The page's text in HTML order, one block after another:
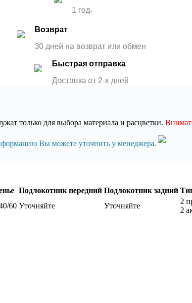
1 год*
Возврат
30 дней на возврат или обмен
Быстрая отправка
Доставка от 2-x дней
только для выбора материала и расцветки.
Вы можете уточнить у менеджера.
Подлокотник передний Подлокотник задний
60 Уточняйте Уточняйте
2
2